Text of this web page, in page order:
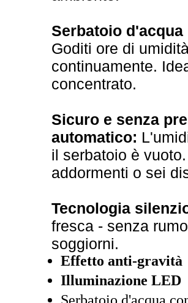
Serbatoio
Goditi ore di
continuamente.
concentrato.
Sicuro e senza
automatico:
il serbatoio è
addormenti o sei
Tecnologia
fresca - senza
soggiorni.
Effetto anti-gravità
Illuminazione LED